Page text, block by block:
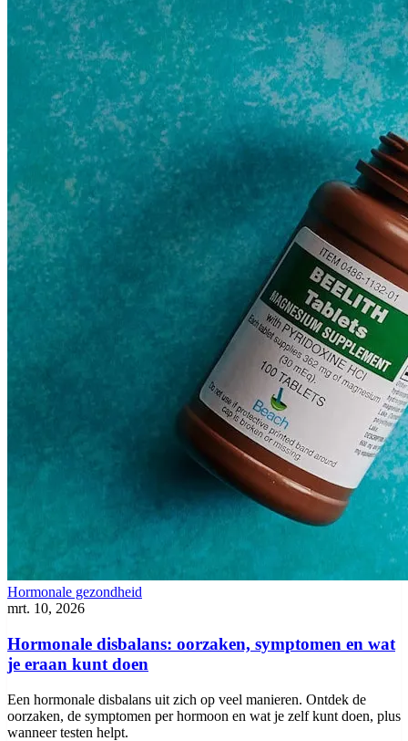
Hormonale gezondheid
mrt. 10, 2026
Hormonale disbalans: oorzaken, symptomen en wat
je eraan kunt doen
Een hormonale disbalans uit zich op veel manieren. Ontdek de
oorzaken, de symptomen per hormoon en wat je zelf kunt doen, plus
wanneer testen helpt.